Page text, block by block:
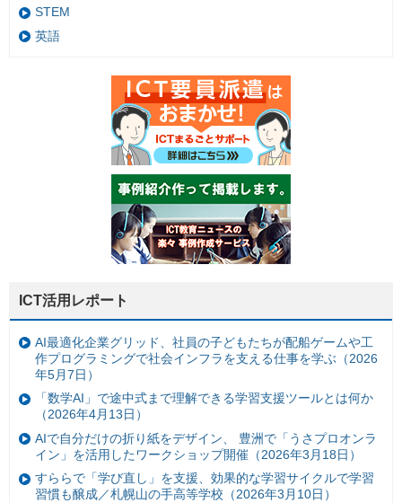
STEM
英語
ICT活用レポート
AI最適化企業グリッド、社員の子どもたちが配船ゲームや工
作プログラミングで社会インフラを支える仕事を学ぶ（2026
年5月7日）
「数学AI」で途中式まで理解できる学習支援ツールとは何か
（2026年4月13日）
AIで自分だけの折り紙をデザイン、 豊洲で「うさプロオンラ
イン」を活用したワークショップ開催（2026年3月18日）
すららで「学び直し」を支援、効果的な学習サイクルで学習
習慣も醸成／札幌山の手高等学校（2026年3月10日）